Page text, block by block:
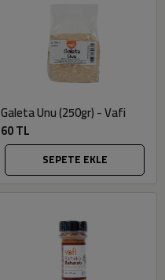
Galeta Unu (250gr) - Vafi
60 TL
SEPETE EKLE